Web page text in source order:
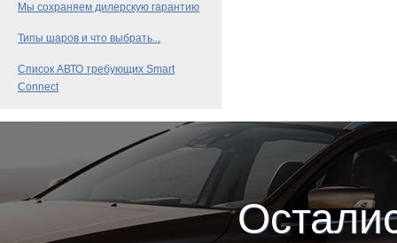
Мы сохраняем дилерскую гарантию
Типы шаров и что выбрать...
Список АВТО требующих Smart
Connect